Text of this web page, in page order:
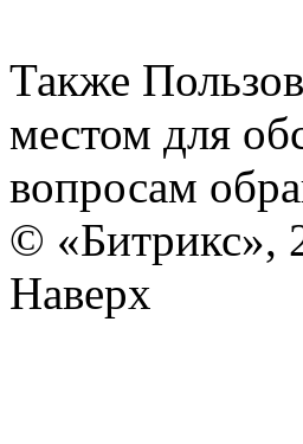
Также
местом для
вопросам
© «Битрикс»,
Наверх